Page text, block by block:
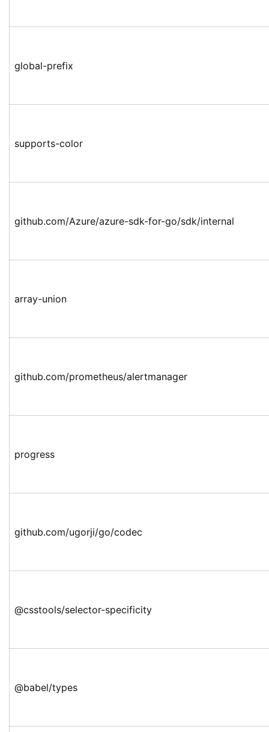
global-prefix
supports-color
github.com/Azure/azure-sdk-for-go/sdk/internal
array-union
github.com/prometheus/alertmanager
progress
github.com/ugorji/go/codec
@csstools/selector-specificity
@babel/types